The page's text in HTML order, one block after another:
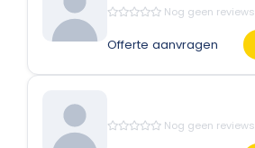
Nog geen reviews
Offerte aanvragen
Nog geen reviews